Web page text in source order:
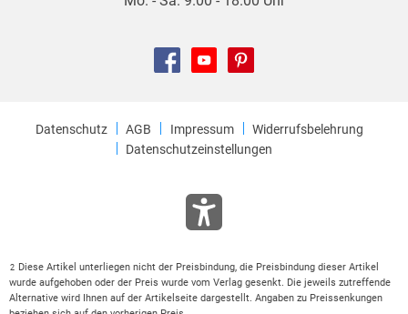
Datenschutz AGB Impressum
Widerrufsbelehrung
Datenschutzeinstellungen
2
Diese Artikel unterliegen nicht der Preisbindung, die Preisbindung dieser Artikel
wurde aufgehoben oder der Preis wurde vom Verlag gesenkt. Die jeweils zutreffende
Alternative wird Ihnen auf der Artikelseite dargestellt. Angaben zu Preissenkungen